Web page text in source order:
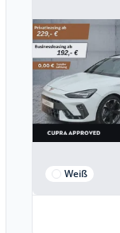
Weiß